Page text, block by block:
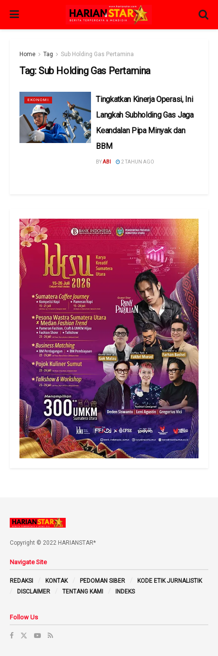
Home Tag Sub Holding Gas Pertamina
Tag: Sub Holding Gas Pertamina
EKONOMI
Tingkatkan Kinerja Operasi, Ini
Langkah Subholding Gas Jaga
Keandalan Pipa Minyak dan
BBM
BYABI 2 TAHUN AGO
Copyright © 2022 HARIANSTAR*
Navigate Site
REDAKSI KONTAK PEDOMAN SIBER
KODE ETIK JURNALISTIK
DISCLAIMER
TENTANG KAMI INDEKS
Follow Us